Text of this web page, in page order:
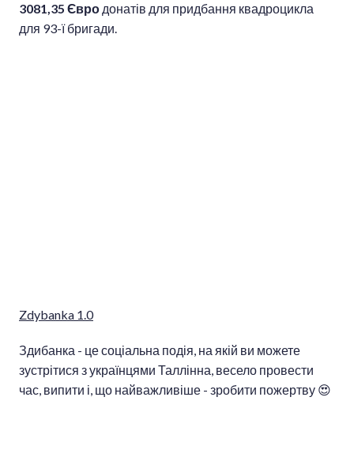
3081,35 Євро донатів для придбання квадроцикла
для 93-ї бригади.
Zdybanka 1.0
Здибанка - це соціальна подія, на якій ви можете
зустрітися з українцями Таллінна, весело провести
час, випити і, що найважливіше - зробити пожертву 😍